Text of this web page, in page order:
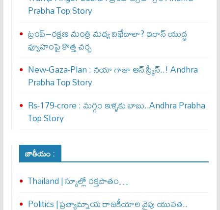
Prabha Top Story
ట్రంప్–రక్షణ మంత్రి మధ్య విభేదాలా? ఇరాన్ యుద్ధ
వ్యూహంపై కొత్త చర్చ
New-Gaza-Plan : న‌యా గాజా ఆన్ స్క్రీన్‌..! Andhra
Prabha Top Story
Rs-179-crore : మ‌గ్గం ఇళ్ళ‌కు బాబు..Andhra Prabha
Top Story
జాతీయం :
Thailand | స్కూల్లో రక్తపాతం…
Politics | ప్రత్యామ్నాయ రాజకీయాల వైపు యువత..